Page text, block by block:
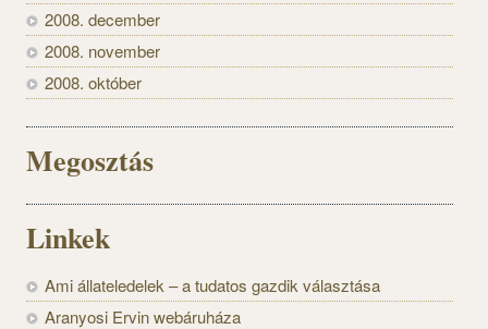
2008. december
2008. november
2008. október
Megosztás
Linkek
Ami állateledelek – a tudatos gazdik választása
Aranyosi Ervin webáruháza